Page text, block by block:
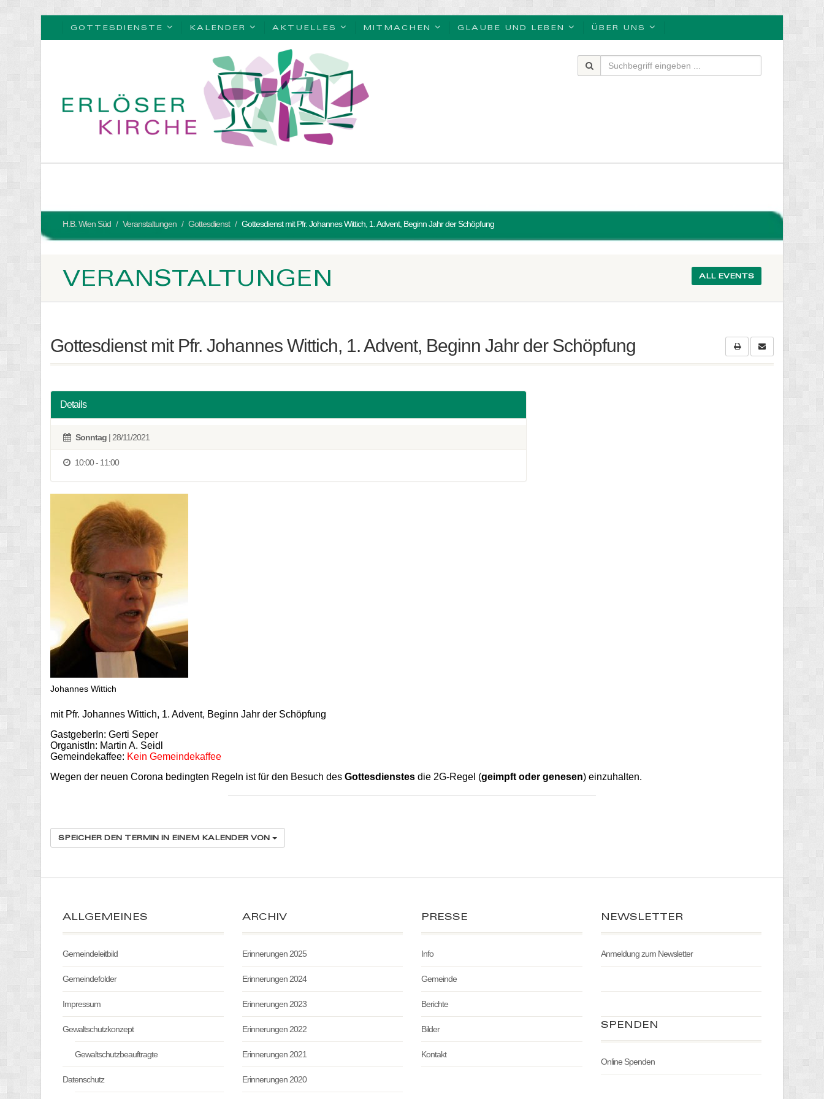
GOTTESDIENSTE KALENDER AKTUELLES MITMACHEN GLAUBE UND LEBEN ÜBER UNS
H.B. Wien Süd Veranstaltungen Gottesdienst Gottesdienst mit Pfr. Johannes Wittich, 1. Advent, Beginn Jahr der Schöpfung
VERANSTALTUNGEN ALL EVENTS
Gottesdienst mit Pfr. Johannes Wittich, 1. Advent, Beginn Jahr der Schöpfung
Details
Sonntag | 28/11/2021
10:00 - 11:00
Johannes Wittich
mit Pfr. Johannes Wittich, 1. Advent, Beginn Jahr der Schöpfung
GastgeberIn: Gerti Seper
OrganistIn: Martin A. Seidl
Gemeindekaffee: Kein Gemeindekaffee
Wegen der neuen Corona bedingten Regeln ist für den Besuch des Gottesdienstes die 2G-Regel (geimpft oder genesen) einzuhalten.
SPEICHER DEN TERMIN IN EINEM KALENDER VON
ALLGEMEINES
Gemeindeleitbild
Gemeindefolder
Impressum
Gewaltschutzkonzept
Gewaltschutzbeauftragte
Datenschutz
ARCHIV
Erinnerungen 2025
Erinnerungen 2024
Erinnerungen 2023
Erinnerungen 2022
Erinnerungen 2021
Erinnerungen 2020
PRESSE
Info
Gemeinde
Berichte
Bilder
Kontakt
NEWSLETTER
Anmeldung zum Newsletter
SPENDEN
Online Spenden